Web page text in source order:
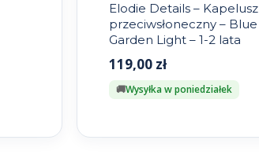
Elodie Details – Kapelusz
przeciwsłoneczny – Blue
Garden Light – 1-2 lata
119,00 zł
Wysyłka w poniedziałek